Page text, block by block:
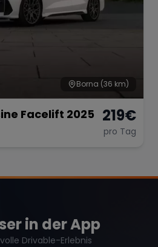
Borna (36 km)
Facelift 2025 219€
pro Tag
in der App
Drivable-Erlebnis